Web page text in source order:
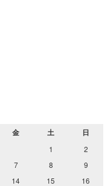
金 土 日
1
2
7 8
9
14 15
16